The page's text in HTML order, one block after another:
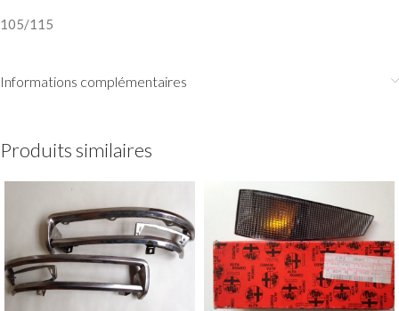
105/115
Informations complémentaires
Produits similaires